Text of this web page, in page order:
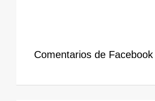
Comentarios de Facebook